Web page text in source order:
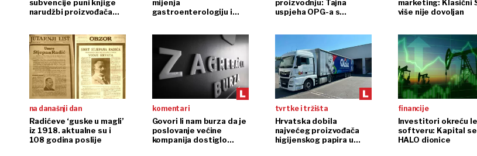
subvencije puni knjige
narudžbi proizvođača
mijenja
gastroenterologiju i
proizvodnju: Tajna
uspjeha OPG-a s
marketing: Klasični
više nije dovoljan
na današnji dan
Radićeve ‘guske u magli’
iz 1918. aktualne su i
108 godina poslije
komentari
Govori li nam burza da je
poslovanje većine
kompanija dostiglo
tvrtke i tržišta
Hrvatska dobila
najvećeg proizvođača
higijenskog papira u
financije
Investitori okreću
softveru: Kapital
HALO dionice